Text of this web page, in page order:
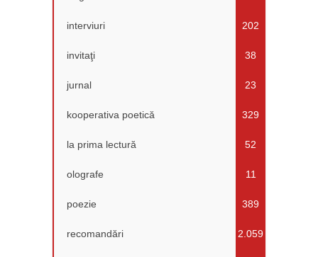
interviuri 202
invitaţi 38
jurnal 23
kooperativa poetică 329
la prima lectură 52
olografe 11
poezie 389
recomandări 2.059